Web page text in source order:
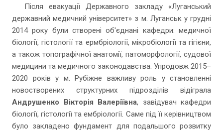
Після евакуації Державного закладу «Луганський
державний медичний університет» з м. Луганськ у грудні
2014 року були створені об'єднані кафедри: медичної
біології, гістології та ермбріології, мікробіології та гігієни,
а також топографічної анатомії, патоморфології, судової
медицини та медичного законодавства. Упродовж 2015–
2020 років у м. Рубіжне важливу роль у становленні
новостворених структурних підрозділів відіграла
Андрушенко Вікторія Валеріївна, завідувач кафедри
біології, гістології та ембріології. Саме під її керівництвом
було закладено фундамент для подальшого розвитку